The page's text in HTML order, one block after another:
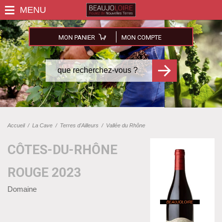
MON PANIER MON COMPTE
Accueil/ La Cave / Terres d'Ailleurs / Vallée du Rhône
CÔTES-DU-RHÔNE
ROUGE 2023
Domaine